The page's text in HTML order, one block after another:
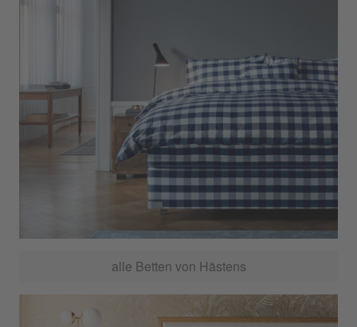
alle Betten von Hästens